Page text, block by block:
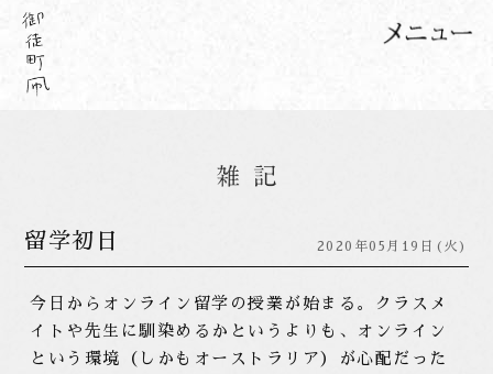
留学初日 2020年05月19日(火)
今日からオンライン留学の授業が始まる。クラスメ
イトや先生に馴染めるかというよりも、オンライン
という環境（しかもオーストラリア）が心配だった